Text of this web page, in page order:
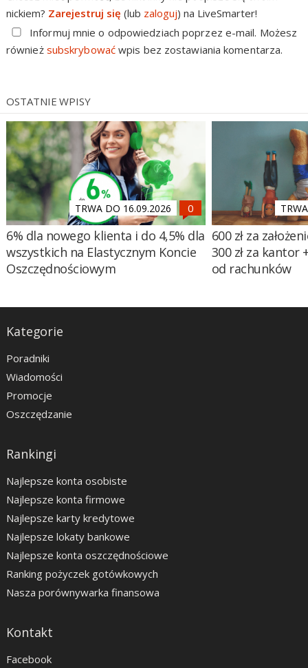
nickiem? Zarejestruj się (lub zaloguj) na LiveSmarter!
Informuj mnie o odpowiedziach poprzez e-mail. Możesz
również subskrybowaćwpis bez zostawiania komentarza.
OSTATNIE WPISY
TRWA DO 16.09.2026
6% dla nowego klienta i do 4,5% dla
wszystkich na Elastycznym Koncie
Oszczędnościowym
600 zł za
300 zł za kantor
od rachunków
Kategorie
Poradniki
Wiadomości
Promocje
Oszczędzanie
Rankingi
Najlepsze konta osobiste
Najlepsze konta firmowe
Najlepsze karty kredytowe
Najlepsze lokaty bankowe
Najlepsze konta oszczędnościowe
Ranking pożyczek gotówkowych
Nasza porównywarka finansowa
Kontakt
Facebook